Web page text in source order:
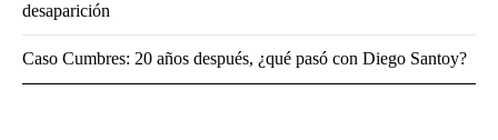
desaparición
Caso Cumbres: 20 años después, ¿qué pasó con Diego Santoy?